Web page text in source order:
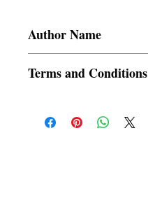
Author Name
Terms and Conditions
refundable